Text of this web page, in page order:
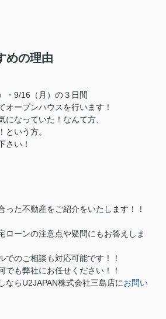
めの理由
・9/16（月）の３日間
オープンハウスを行います！
になっていた！なんて方
という方。
さい！
た不動産をご紹介をいたします！！
ーンの注意点や疑問にもお答えしま
のご相談も対応可能です！！
も弊社にお任せください！！
ならU2JAPAN株式会社三島店にお問い